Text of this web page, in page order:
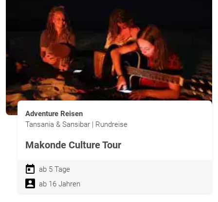
Adventure Reisen
Tansania & Sansibar | Rundreise
Makonde Culture Tour
ab 5 Tage
ab 16 Jahren